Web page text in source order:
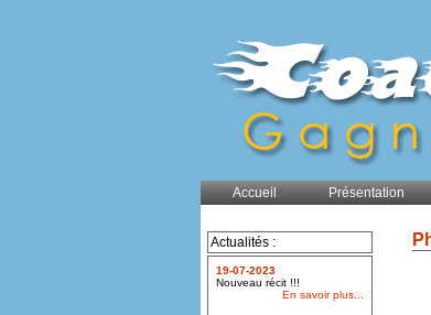
Accueil Présentation
Actualités :
19-07-2023
Nouveau récit !!!
En savoir plus...